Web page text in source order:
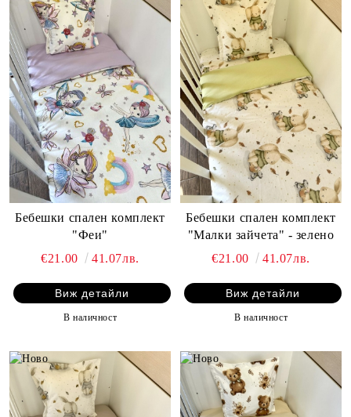
Бебешки спален комплект
"Феи"
€21.00
41.07лв.
Виж детайли
В наличност
Бебешки спален комплект
"Малки зайчета" - зелено
€21.00
41.07лв.
Виж детайли
В наличност